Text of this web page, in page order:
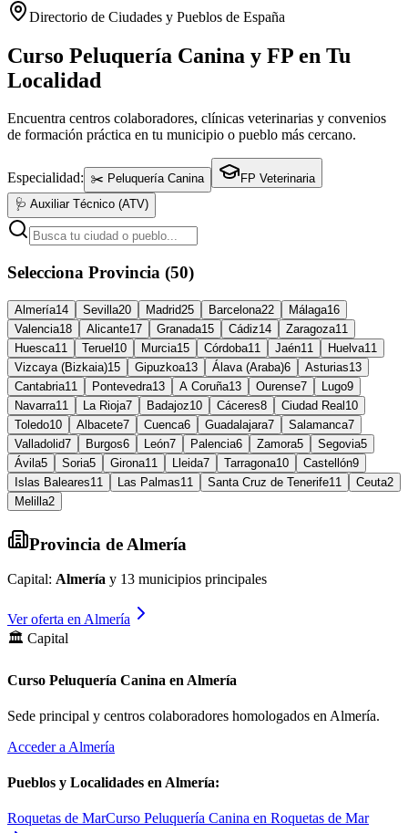
Directorio de Ciudades y Pueblos de España
Curso Peluquería Canina y FP en Tu
Localidad
Encuentra centros colaboradores, clínicas veterinarias y convenios
de formación práctica en tu municipio o pueblo más cercano.
Especialidad: ✂️ Peluquería Canina
FP Veterinaria
🩺 Auxiliar Técnico (ATV)
Selecciona Provincia (50)
Almería14 Sevilla20 Madrid25 Barcelona22 Málaga16
Valencia18 Alicante17 Granada15 Cádiz14 Zaragoza11
Huesca11 Teruel 10 Murcia15 Córdoba11 Jaén11 Huelva11
Vizcaya (Bizkaia)15 Gipuzkoa13 Álava (Araba)6 Asturias13
Cantabria11 Pontevedra13 A Coruña13 Ourense7 Lugo9
Navarra11 La Rioja7 Badajoz10 Cáceres8 Ciudad Real 10
Toledo10 Albacete7 Cuenca6 Guadalajara7 Salamanca7
Valladolid7 Burgos6 León7 Palencia6 Zamora5 Segovia5
Ávila5 Soria5 Girona11 Lleida7 Tarragona10 Castellón9
Islas Baleares11 Las Palmas11 Santa Cruz de Tenerife11 Ceuta2
Melilla2
Provincia de Almería
Capital: Almería y 13 municipios principales
Ver oferta en Almería
🏛️ Capital
Curso Peluquería Canina en Almería
Sede principal y centros colaboradores homologados en Almería.
Acceder a Almería
Pueblos y Localidades en Almería:
Roquetas de MarCurso Peluquería Canina en Roquetas de Mar